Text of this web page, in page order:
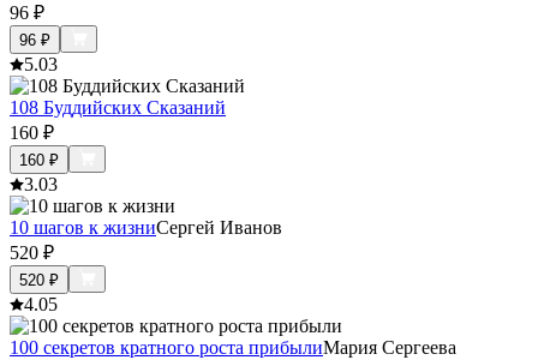
96 ₽
96 ₽
5.03
108 Буддийских Сказаний
160 ₽
160 ₽
3.03
10 шагов к жизниСергей Иванов
520 ₽
520 ₽
4.05
100 секретов кратного роста прибылиМария Сергеева